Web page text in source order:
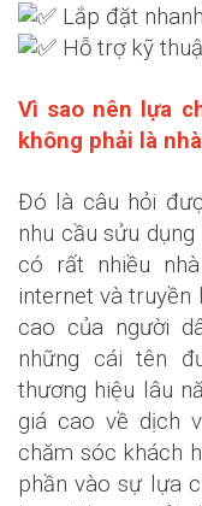
Lắp đặt
Hỗ trợ kỹ
Vì sao nên lựa
không phải là
Đó là câu hỏi
nhu cầu sửu
có rất nhiều
internet và truyền
cao của người
những cái tên
thương hiệu lâu
giá cao về dịch
chăm sóc khách
phần vào sự lựa